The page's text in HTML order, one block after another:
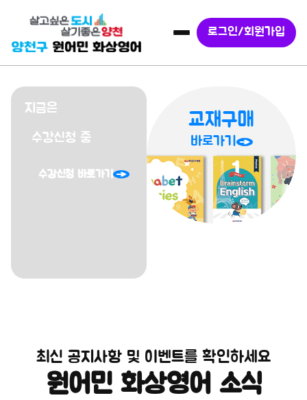
로그인/회원가입
슬라이드 2 / 3
지금은
수강신청 중
수강신청 바로가기
교재구매
바로가기
최신 공지사항 및 이벤트를 확인하세요
원어민 화상영어 소식